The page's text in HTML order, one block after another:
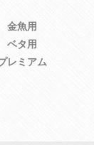
金魚用
ベタ用
レミアム